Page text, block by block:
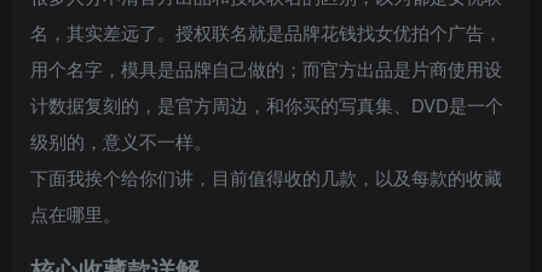
名，其实差远了。授权联名就是品牌花钱找女优拍个广告，
用个名字，模具是品牌自己做的；而官方出品是片商使用设
计数据复刻的，是官方周边，和你买的写真集、DVD是一个
级别的，意义不一样。
下面我挨个给你们讲，目前值得收的几款，以及每款的收藏
点在哪里。